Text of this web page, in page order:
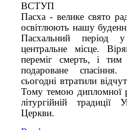
ВСТУП
Пасха - велике свято
освітлюють нашу
Пасхальний період
центральне місце.
переміг смерть, і
подароване
сьогодні втратили
Тому темою дипломної
літургійній традиції
Церкви.